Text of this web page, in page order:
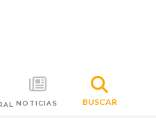
NOTICIAS BUSCAR